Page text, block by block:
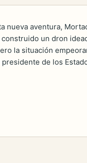
nueva aventura,
un dron
la situación
de los